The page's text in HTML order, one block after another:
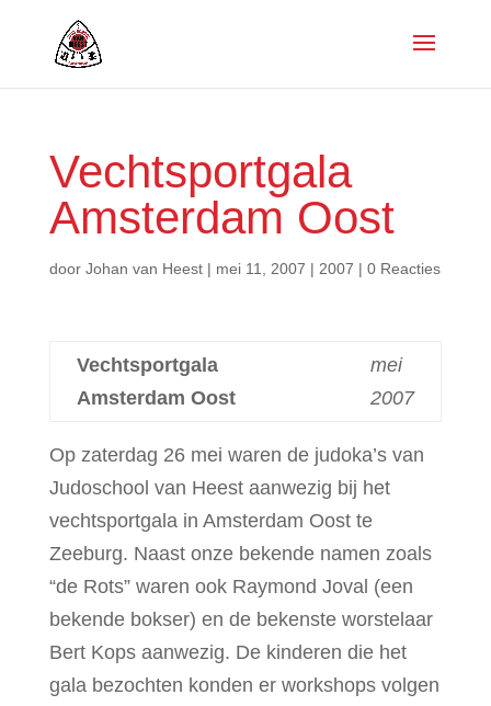
Vechtsportgala
Amsterdam Oost
door Johan van Heest| mei 11, 2007 | 2007 | 0 Reacties
Vechtsportgala
Amsterdam Oost
mei
2007
Op zaterdag 26 mei waren de judoka’s van
Judoschool van Heest aanwezig bij het
vechtsportgala in Amsterdam Oost te
Zeeburg. Naast onze bekende namen zoals
“de Rots” waren ook Raymond Joval (een
bekende bokser) en de bekenste worstelaar
Bert Kops aanwezig. De kinderen die het
gala bezochten konden er workshops volgen